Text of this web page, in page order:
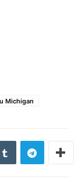
Michigan